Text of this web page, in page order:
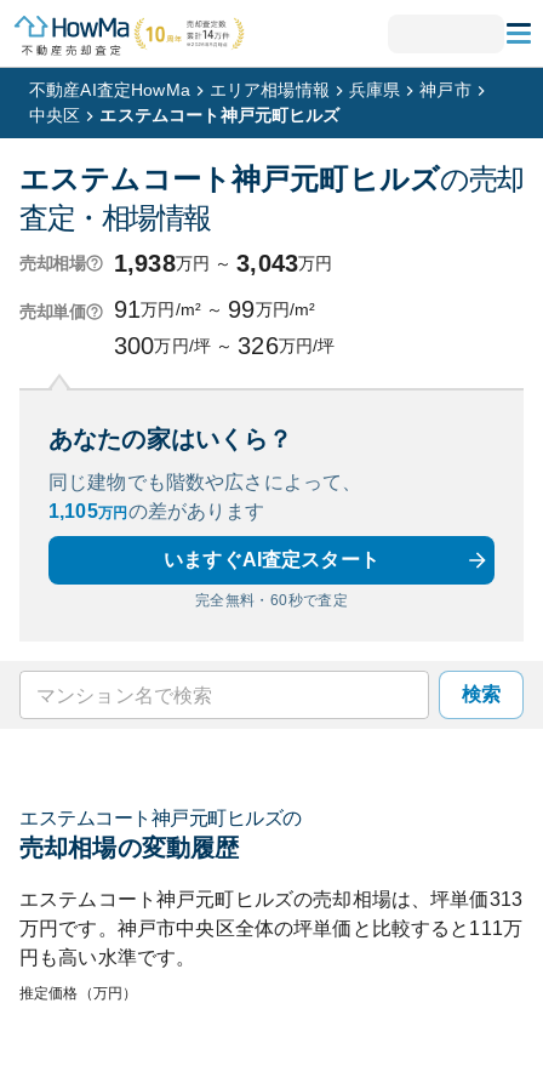
不動産AI査定HowMa エリア相場情報 兵庫県
神戸市
中央区
エステムコート神戸元町ヒルズ
エステムコート神戸元町ヒルズの売却
査定・相場情報
売却相場 1,938万円 ～ 3,043万円
売却単価 91万円/m² ～ 99万円/m²
300万円/坪 ～ 326万円/坪
あなたの家はいくら？
同じ建物でも階数や広さによって、
1,105万円 の差があります
いますぐAI査定スタート
完全無料・60秒で査定
検索
エステムコート神戸元町ヒルズの
売却相場の変動履歴
エステムコート神戸元町ヒルズの売却相場は、坪単価313
万円です。 神戸市中央区全体の坪単価と比較すると 111万
円も高い水準です。
推定価格（万円）